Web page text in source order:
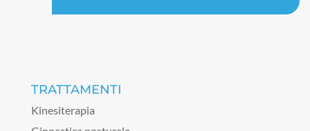
TRATTAMENTI
Kinesiterapia